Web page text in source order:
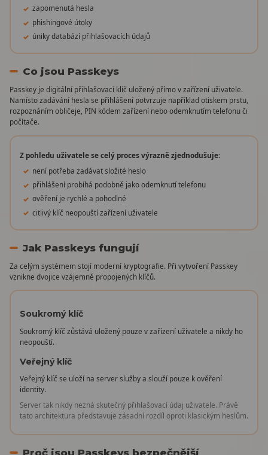
zapomenutá hesla
phishingové útoky
úniky databází přihlašovacích údajů
Co jsou Passkeys
Passkey je digitální přihlašovací klíč uložený přímo v zařízení uživatele.
Namísto zadávání hesla se přihlášení potvrzuje například otiskem prstu,
rozpoznáním obličeje, PIN kódem zařízení nebo odemknutím telefonu či
počítače.
Z pohledu uživatele se celý proces výrazně zjednodušuje:
není potřeba zadávat složité heslo
přihlášení probíhá podobně jako odemknutí telefonu
ověření je rychlé a pohodlné
citlivý klíč neopouští zařízení uživatele
Jak Passkeys fungují
Za celým systémem stojí moderní kryptografie. Při vytvoření Passkey
vznikne dvojice vzájemně propojených klíčů.
Soukromý klíč
Soukromý klíč zůstává uložený pouze v zařízení uživatele a nikdy ho
neopouští.
Veřejný klíč
Veřejný klíč se uloží na server služby a slouží pouze k ověření
identity.
Server tak nikdy nezná skutečný přihlašovací údaj uživatele. Právě
tato architektura představuje zásadní rozdíl oproti klasickým heslům.